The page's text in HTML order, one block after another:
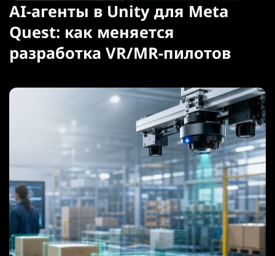
AI-агенты в Unity для Meta
Quest: как меняется
разработка VR/MR-пилотов